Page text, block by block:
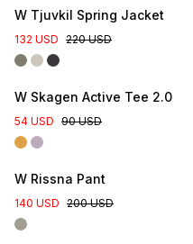
W Tjuvkil Spring Jacket
132 USD 220 USD
W Skagen Active Tee 2.0
54 USD 90 USD
W Rissna Pant
140 USD 200 USD